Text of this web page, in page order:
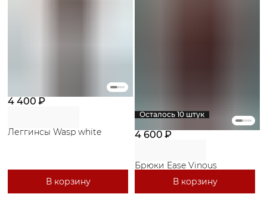
4 400 ₽
Леггинсы Wasp white
В корзину
Осталось 10 штук
4 600 ₽
Брюки Ease Vinous
В корзину